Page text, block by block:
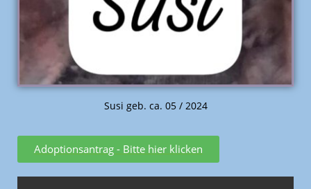
Susi geb. ca. 05 / 2024
Adoptionsantrag - Bitte hier klicken